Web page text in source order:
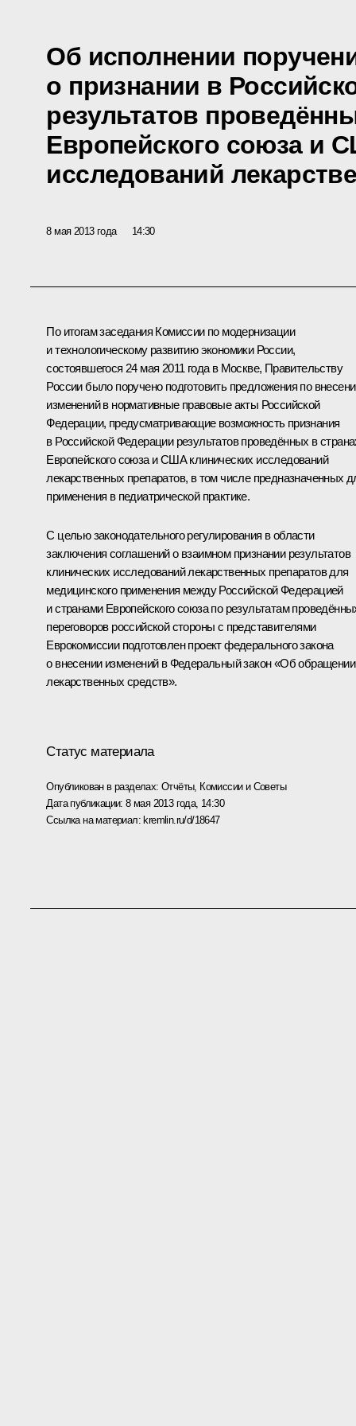
Об исполнении
о признании в
результатов
Европейского союза и
исследований
8 мая 2013 года 14:30
По итогамзаседания Комиссии по модернизации
и технологическому развитию экономики России,
состоявшегося 24 мая 2011 года в Москве, Правительству
России было поручено подготовить предложения по
изменений в нормативные правовые акты Российской
Федерации, предусматривающие возможность признания
в Российской Федерации результатов проведённых в
Европейского союза и США клинических исследований
лекарственных препаратов, в том числе предназначенных
применения в педиатрической практике.
С целью законодательного регулирования в области
заключения соглашений о взаимном признании результатов
клинических исследований лекарственных препаратов для
медицинского применения между Российской Федерацией
и странами Европейского союза по результатам
переговоров российской стороны с представителями
Еврокомиссии подготовлен проект федерального закона
о внесении изменений в Федеральный закон «Об обращении
лекарственных средств».
Статус материала
Опубликован в разделах: Отчёты, Комиссии и Советы
Дата публикации:8 мая 2013 года, 14:30
Ссылка на материал:kremlin.ru/d/18647